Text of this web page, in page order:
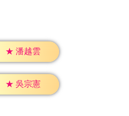
★ 潘越雲
★ 吳宗憲